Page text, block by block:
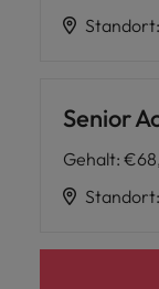
Standort:
Senior
Gehalt:
Standort: